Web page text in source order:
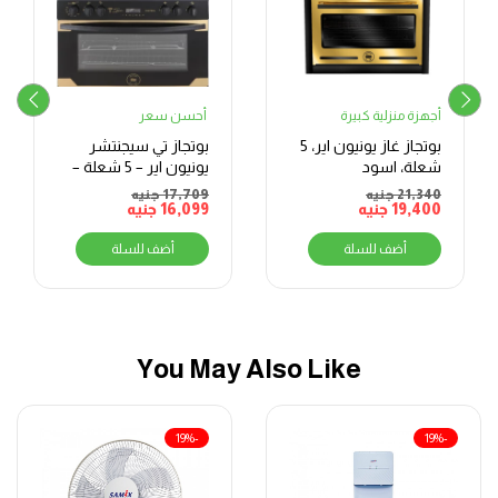
أجهزة منزلية كبيرة
بوتجاز غاز يونيون اير، 5
شعلة، اسود
21,340جنيه
19,400جنيه
أضف للسلة
أحسن سعر
بوتجاز تي سيجنتشر
يونيون اير – 5 شعلة –
90 * 60سم – اسود
وذهبي – مروحة فرن –
C69EB-GC-511-CSF-
2W-TSBG-AL
17,709جنيه
16,099جنيه
أضف للسلة
You May Also Like
-19%
-19%